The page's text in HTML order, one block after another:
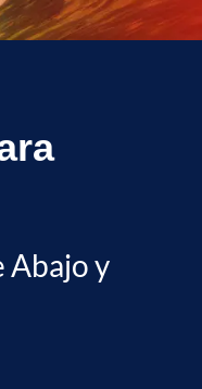
Abajo y